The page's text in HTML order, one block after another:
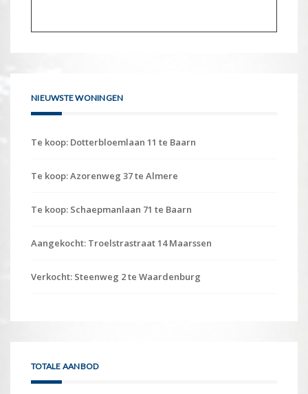
NIEUWSTE WONINGEN
Te koop: Dotterbloemlaan 11 te Baarn
Te koop: Azorenweg 37 te Almere
Te koop: Schaepmanlaan 71 te Baarn
Aangekocht: Troelstrastraat 14 Maarssen
Verkocht: Steenweg 2 te Waardenburg
TOTALE AANBOD